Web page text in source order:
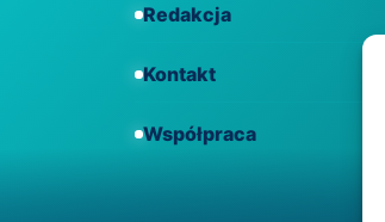
Redakcja
Kontakt
Współpraca